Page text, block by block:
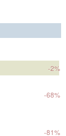
-2%
-68%
-81%